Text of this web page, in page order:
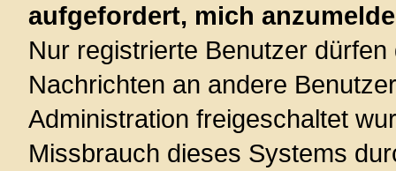
aufgefordert, mich
Nur registrierte Benutzer
Nachrichten an andere
Administration freigeschaltet
Missbrauch dieses Systems